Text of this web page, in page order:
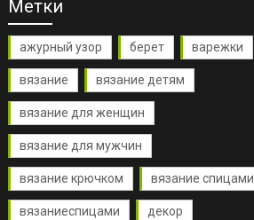
Метки
ажурный узор берет варежки
вязание вязание детям
вязание для женщин
вязание для мужчин
вязание крючком вязание спицами
вязаниеспицами декор